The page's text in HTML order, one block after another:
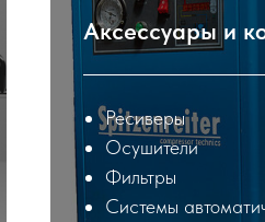
Аксессуары и
Ресиверы
Осушители
Фильтры
Системы